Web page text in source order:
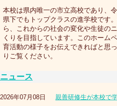
本校は県内唯一の市立高校であり、
県下でもトップクラスの進学校です
ら、これからの社会の変化や生徒の
くりを目指しています。このホーム
育活動の様子をお伝えできればと思
りご覧ください。
ニュース
2026年07月08日
親善研修生が本校で